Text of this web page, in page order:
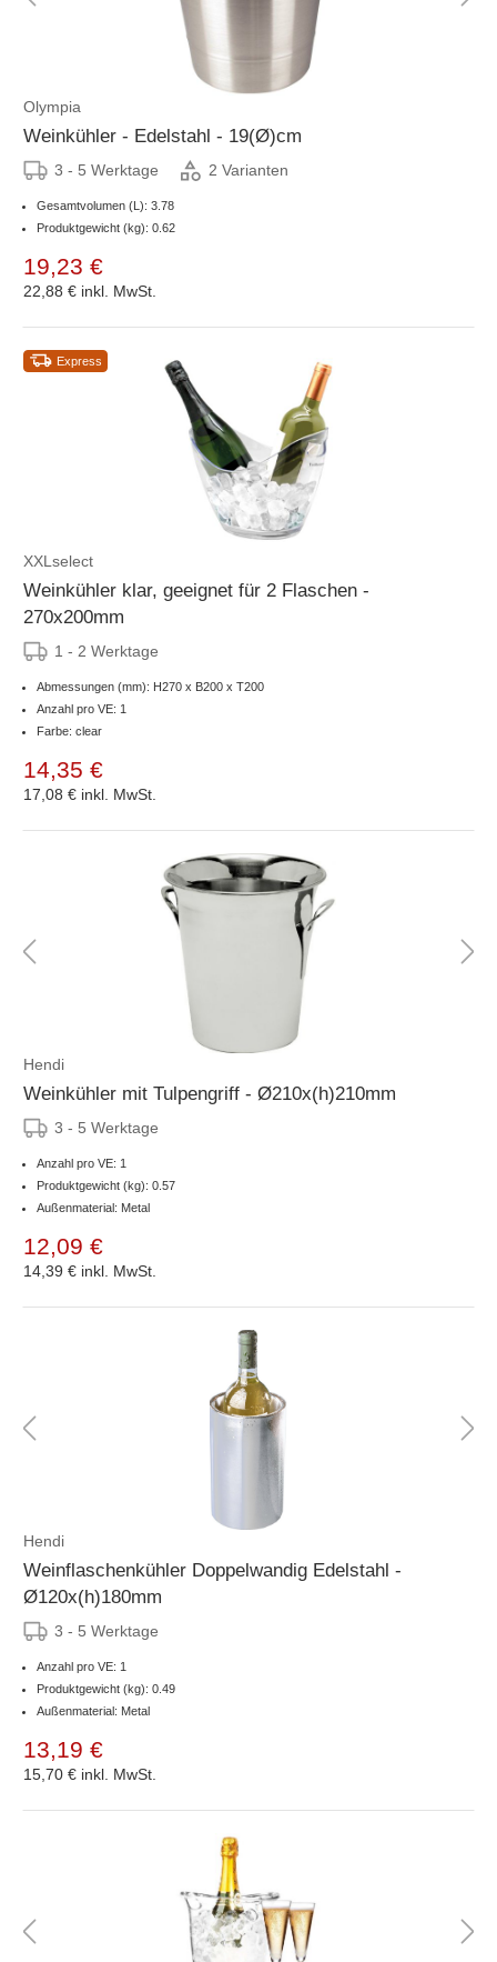
Olympia
Weinkühler - Edelstahl - 19(Ø)cm
3 - 5 Werktage 2 Varianten
Gesamtvolumen (L): 3.78
Produktgewicht (kg): 0.62
19,23 €
22,88 € inkl. MwSt.
Express
XXLselect
Weinkühler klar, geeignet für 2 Flaschen -
270x200mm
1 - 2 Werktage
Abmessungen (mm): H270 x B200 x T200
Anzahl pro VE: 1
Farbe: clear
14,35 €
17,08 € inkl. MwSt.
Hendi
Weinkühler mit Tulpengriff - Ø210x(h)210mm
3 - 5 Werktage
Anzahl pro VE: 1
Produktgewicht (kg): 0.57
Außenmaterial: Metal
12,09 €
14,39 € inkl. MwSt.
Hendi
Weinflaschenkühler Doppelwandig Edelstahl -
Ø120x(h)180mm
3 - 5 Werktage
Anzahl pro VE: 1
Produktgewicht (kg): 0.49
Außenmaterial: Metal
13,19 €
15,70 € inkl. MwSt.